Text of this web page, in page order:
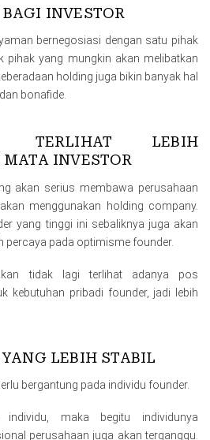
INVESTOR
bernegosiasi dengan satu pihak
pihak yang mungkin akan melibatkan
holding juga bikin banyak hal
bonafide.
TERLIHAT LEBIH
INVESTOR
akan serius membawa perusahaan
menggunakan holding company.
yang tinggi ini sebaliknya juga akan
percaya pada optimisme founder.
tidak lagi terlihat adanya pos
kebutuhan pribadi founder, jadi lebih
LEBIH STABIL
bergantung pada individu founder.
maka begitu individunya
perusahaan juga akan terganggu.